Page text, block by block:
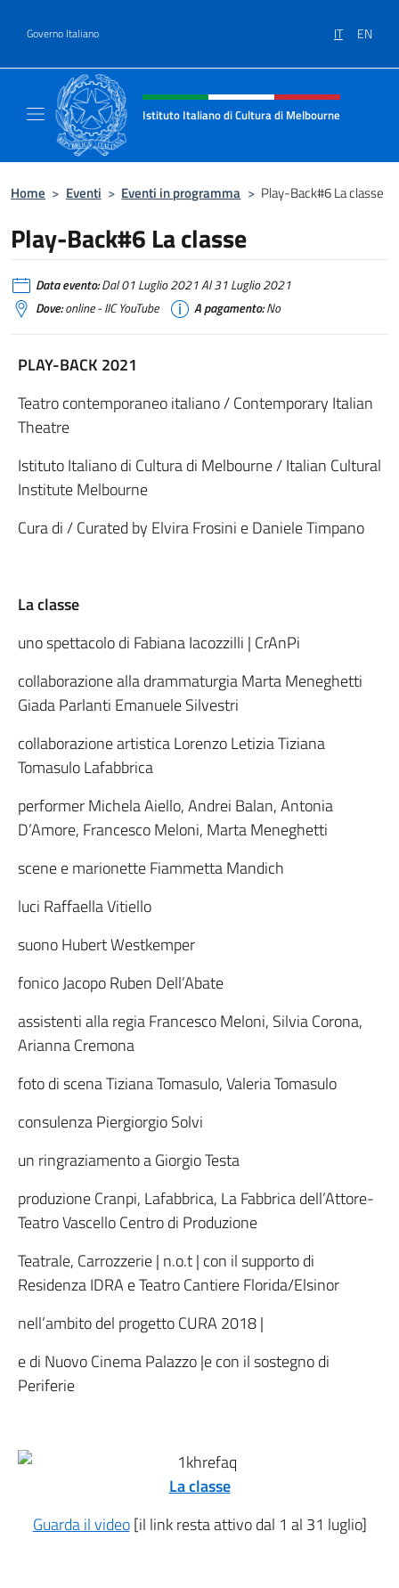
Governo Italiano IT EN
Intestazione sito, social e menù
Istituto Italiano di Cultura di Melbourne
Home > Eventi > Eventi in programma > Play-Back#6 La classe
Play-Back#6 La classe
Data evento:Dal 01 Luglio 2021 Al 31 Luglio 2021
Dove:online - IIC YouTube A pagamento:No
PLAY-BACK 2021
Teatro contemporaneo italiano / Contemporary Italian
Theatre
Istituto Italiano di Cultura di Melbourne / Italian Cultural
Institute Melbourne
Cura di / Curated by Elvira Frosini e Daniele Timpano
La classe
uno spettacolo di Fabiana Iacozzilli | CrAnPi
collaborazione alla drammaturgia Marta Meneghetti
Giada Parlanti Emanuele Silvestri
collaborazione artistica Lorenzo Letizia Tiziana
Tomasulo Lafabbrica
performer Michela Aiello, Andrei Balan, Antonia
D’Amore, Francesco Meloni, Marta Meneghetti
scene e marionette Fiammetta Mandich
luci Raffaella Vitiello
suono Hubert Westkemper
fonico Jacopo Ruben Dell’Abate
assistenti alla regia Francesco Meloni, Silvia Corona,
Arianna Cremona
foto di scena Tiziana Tomasulo, Valeria Tomasulo
consulenza Piergiorgio Solvi
un ringraziamento a Giorgio Testa
produzione Cranpi, Lafabbrica, La Fabbrica dell’Attore-
Teatro Vascello Centro di Produzione
Teatrale, Carrozzerie | n.o.t | con il supporto di
Residenza IDRA e Teatro Cantiere Florida/Elsinor
nell’ambito del progetto CURA 2018 |
e di Nuovo Cinema Palazzo |e con il sostegno di
Periferie
La classe
Guarda il video[il link resta attivo dal 1 al 31 luglio]